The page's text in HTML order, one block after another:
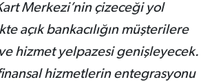
Merkezi’nin çizeceği yol
açık bankacılığın müşterilere
hizmet yelpazesi genişleyecek.
hizmetlerin entegrasyonu